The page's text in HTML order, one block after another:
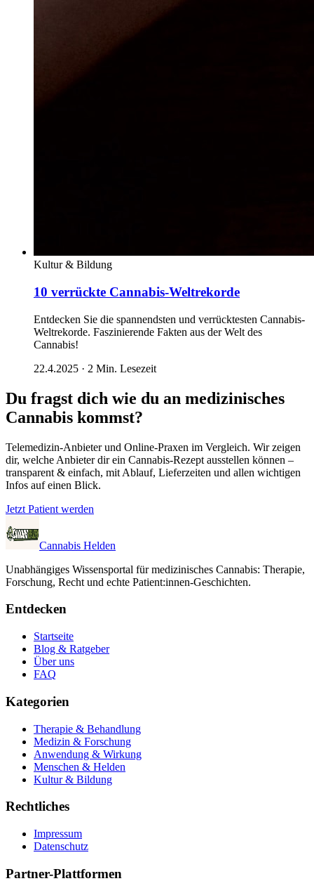
Kultur & Bildung
10 verrückte Cannabis-Weltrekorde
Entdecken Sie die spannendsten und verrücktesten Cannabis-
Weltrekorde. Faszinierende Fakten aus der Welt des
Cannabis!
22.4.2025 · 2 Min. Lesezeit
Du fragst dich wie du an medizinisches
Cannabis kommst?
Telemedizin-Anbieter und Online-Praxen im Vergleich. Wir zeigen
dir, welche Anbieter dir ein Cannabis-Rezept ausstellen können –
transparent & einfach, mit Ablauf, Lieferzeiten und allen wichtigen
Infos auf einen Blick.
Jetzt Patient werden
Cannabis Helden
Unabhängiges Wissensportal für medizinisches Cannabis: Therapie,
Forschung, Recht und echte Patient:innen-Geschichten.
Entdecken
Startseite
Blog & Ratgeber
Über uns
FAQ
Kategorien
Therapie & Behandlung
Medizin & Forschung
Anwendung & Wirkung
Menschen & Helden
Kultur & Bildung
Rechtliches
Impressum
Datenschutz
Partner-Plattformen